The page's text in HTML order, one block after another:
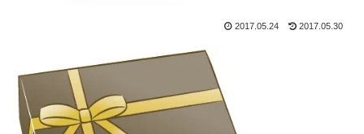
2017.05.24 2017.05.30